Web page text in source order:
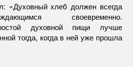
«Духовный хлеб должен всегда
своевременно.
духовной пищи лучше
тогда, когда в ней уже прошла